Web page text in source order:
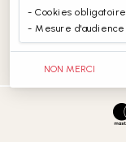
Cookies
Mesure d'audience
NON MERCI